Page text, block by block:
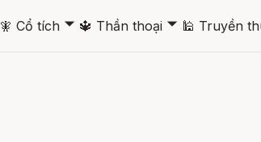
🧚 Cổ tích 🞃 🔱 Thần thoại 🞃 🕌 Truyền